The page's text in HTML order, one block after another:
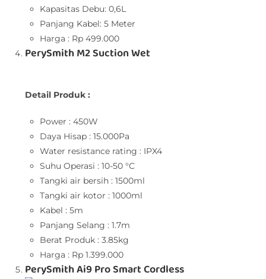
Kapasitas Debu: 0,6L
Panjang Kabel: 5 Meter
Harga : Rp 499.000
PerySmith M2 Suction Wet
Detail Produk :
Power : 450W
Daya Hisap : 15.000Pa
Water resistance rating : IPX4
Suhu Operasi : 10-50 °C
Tangki air bersih : 1500ml
Tangki air kotor : 1000ml
Kabel : 5m
Panjang Selang : 1.7m
Berat Produk : 3.85kg
Harga : Rp 1.399.000
PerySmith Ai9 Pro Smart Cordless